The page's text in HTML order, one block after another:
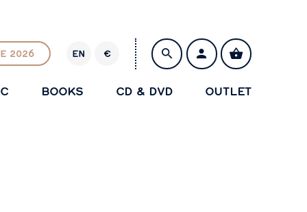
2026 EN
R
€
BOOKS CD & DVD OUTLET